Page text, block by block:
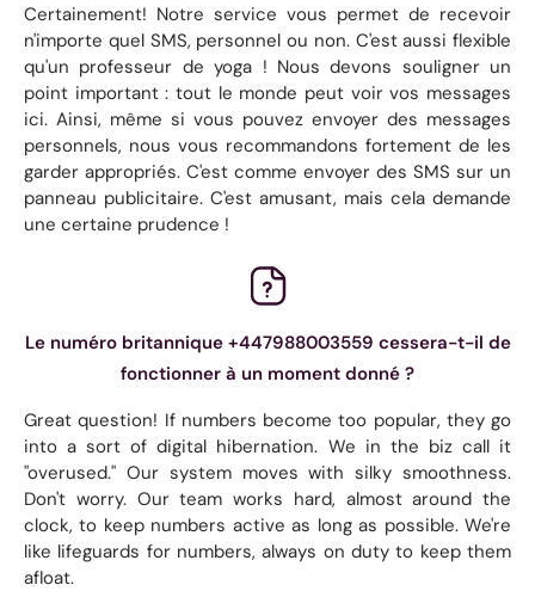
Certainement! Notre service vous permet de recevoir
n'importe quel SMS, personnel ou non. C'est aussi flexible
qu'un professeur de yoga ! Nous devons souligner un
point important : tout le monde peut voir vos messages
ici. Ainsi, même si vous pouvez envoyer des messages
personnels, nous vous recommandons fortement de les
garder appropriés. C'est comme envoyer des SMS sur un
panneau publicitaire. C'est amusant, mais cela demande
une certaine prudence !
Le numéro britannique +447988003559 cessera-t-il de
fonctionner à un moment donné ?
Great question! If numbers become too popular, they go
into a sort of digital hibernation. We in the biz call it
"overused." Our system moves with silky smoothness.
Don't worry. Our team works hard, almost around the
clock, to keep numbers active as long as possible. We're
like lifeguards for numbers, always on duty to keep them
afloat.